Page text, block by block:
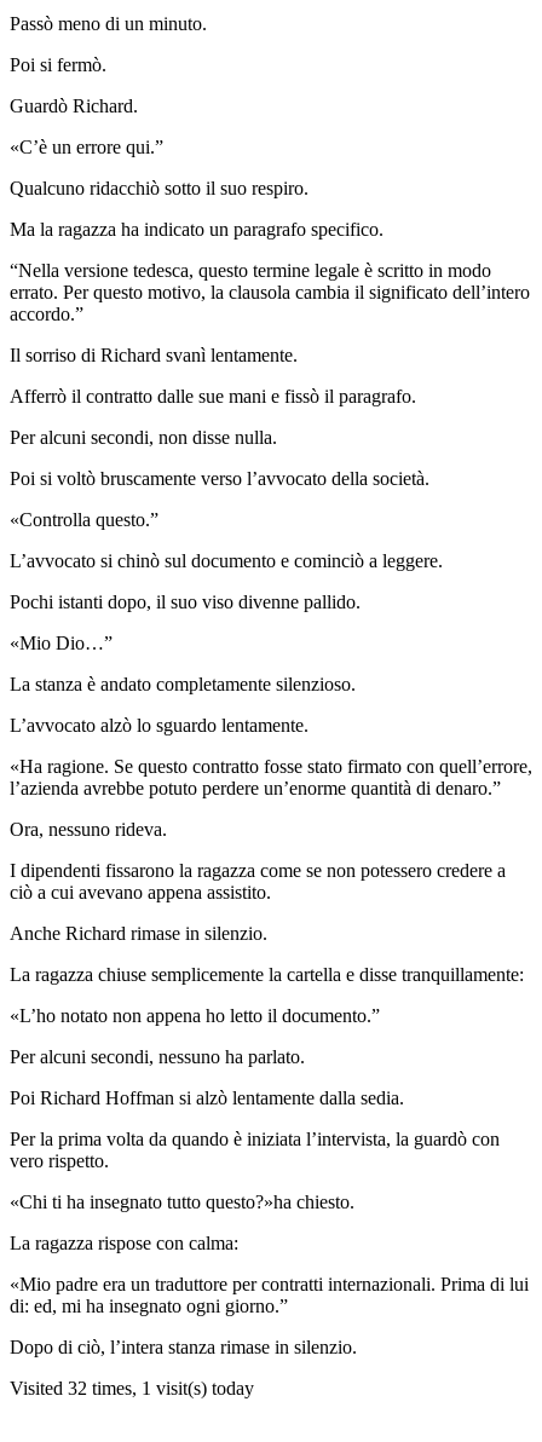
Passò meno di un minuto.
Poi si fermò.
Guardò Richard.
«C’è un errore qui.”
Qualcuno ridacchiò sotto il suo respiro.
Ma la ragazza ha indicato un paragrafo specifico.
“Nella versione tedesca, questo termine legale è scritto in modo
errato. Per questo motivo, la clausola cambia il significato dell’intero
accordo.”
Il sorriso di Richard svanì lentamente.
Afferrò il contratto dalle sue mani e fissò il paragrafo.
Per alcuni secondi, non disse nulla.
Poi si voltò bruscamente verso l’avvocato della società.
«Controlla questo.”
L’avvocato si chinò sul documento e cominciò a leggere.
Pochi istanti dopo, il suo viso divenne pallido.
«Mio Dio…”
La stanza è andato completamente silenzioso.
L’avvocato alzò lo sguardo lentamente.
«Ha ragione. Se questo contratto fosse stato firmato con quell’errore,
l’azienda avrebbe potuto perdere un’enorme quantità di denaro.”
Ora, nessuno rideva.
I dipendenti fissarono la ragazza come se non potessero credere a
ciò a cui avevano appena assistito.
Anche Richard rimase in silenzio.
La ragazza chiuse semplicemente la cartella e disse tranquillamente:
«L’ho notato non appena ho letto il documento.”
Per alcuni secondi, nessuno ha parlato.
Poi Richard Hoffman si alzò lentamente dalla sedia.
Per la prima volta da quando è iniziata l’intervista, la guardò con
vero rispetto.
«Chi ti ha insegnato tutto questo?»ha chiesto.
La ragazza rispose con calma:
«Mio padre era un traduttore per contratti internazionali. Prima di lui
di: ed, mi ha insegnato ogni giorno.”
Dopo di ciò, l’intera stanza rimase in silenzio.
Visited 32 times, 1 visit(s) today